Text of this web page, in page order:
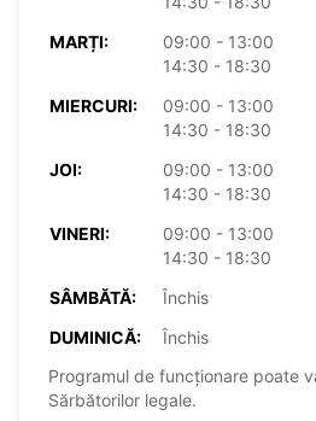
MARȚI:
09:00 - 13:00
14:30 - 18:30
MIERCURI:
09:00 - 13:00
14:30 - 18:30
JOI:
09:00 - 13:00
14:30 - 18:30
VINERI:
09:00 - 13:00
14:30 - 18:30
SÂMBĂTĂ:
Închis
DUMINICĂ:
Închis
Programul de funcționare poate
Sărbătorilor legale.